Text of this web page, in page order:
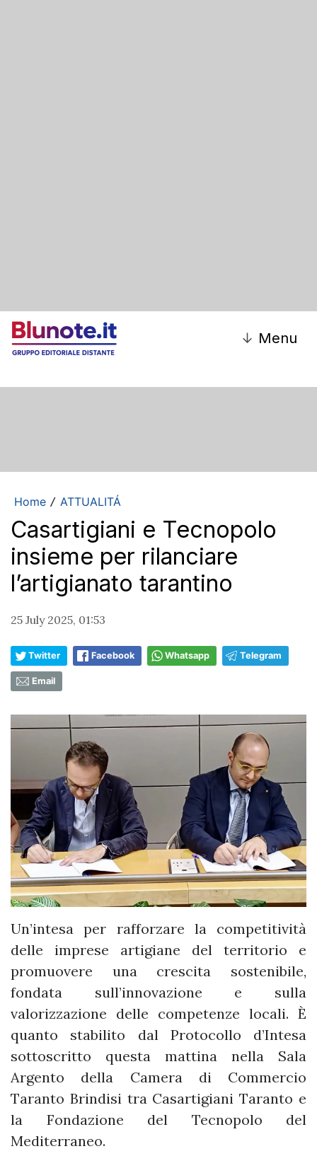
↓ Menu
Home / ATTUALITÁ
Casartigiani e Tecnopolo
insieme per rilanciare
l’artigianato tarantino
25 July 2025, 01:53
Twitter Facebook Whatsapp Telegram
Email
Un’intesa per rafforzare la competitività
delle imprese artigiane del territorio e
promuovere una crescita sostenibile,
fondata sull’innovazione e sulla
valorizzazione delle competenze locali. È
quanto stabilito dal Protocollo d’Intesa
sottoscritto questa mattina nella Sala
Argento della Camera di Commercio
Taranto Brindisi tra Casartigiani Taranto e
la Fondazione del Tecnopolo del
Mediterraneo.